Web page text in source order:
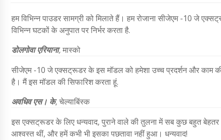
हम विभिन्न पाउडर सामग्री को मिलाते हैं। हम रोजाना सीजेएम -10 जे
विभिन्न घटकों के अनुपात पर निर्भर करता है.
डोलगोवा एरियाना,मास्को
सीजेएम -10 जे एक्सट्रूडर के इस मॉडल को हमेशा उच्च प्रदर्शन और काम
है। मैं इस मॉडल की सिफारिश करता हूं.
अवधिव एस। के, चेल्याबिंस्क
इस एक्सट्रूडर के लिए धन्यवाद, पुराने वाले की तुलना में सब कुछ बहुत
आश्वस्त थीं, और हमें कभी भी इसका पछतावा नहीं हुआ। धन्यवाद!